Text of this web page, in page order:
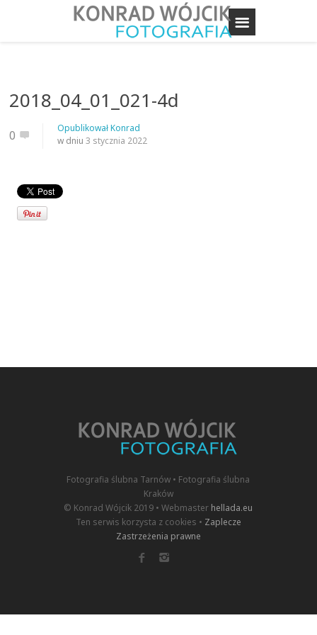
2018_04_01_021-4d
0 OpublikowałKonrad
w dniu3 stycznia 2022
Fotografia ślubna Tarnów • Fotografia ślubna
Kraków
© Konrad Wójcik 2019 • Webmaster hellada.eu
Ten serwis korzysta z cookies • Zaplecze
Zastrzeżenia prawne